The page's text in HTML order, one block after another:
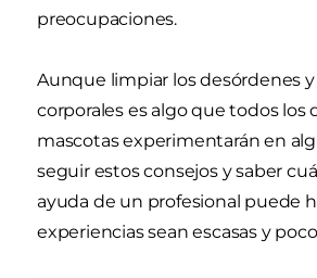
preocupaciones.
Aunque limpiar los desórdenes
corporales es algo que todos los
mascotas experimentarán en
seguir estos consejos y saber
ayuda de un profesional puede
experiencias sean escasas y